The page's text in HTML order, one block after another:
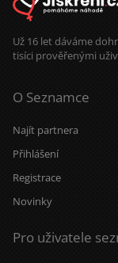
Už 16 let dáváme
tisíci prověřenými
O Seznamce
Najít partnera
Přihlášení
Registrace
Novinky
Pro uživatele